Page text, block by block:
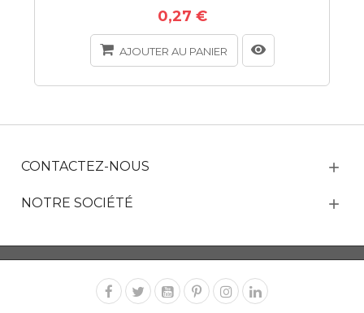
0,27 €
AJOUTER AU PANIER
CONTACTEZ-NOUS
NOTRE SOCIÉTÉ